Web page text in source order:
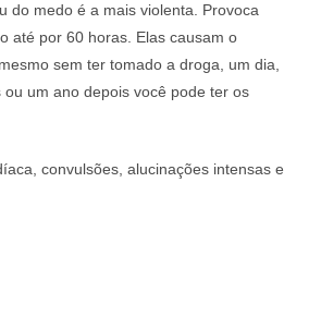
do medo é a mais violenta. Provoca
até por 60 horas. Elas causam o
sem ter tomado a droga, um dia,
um ano depois você pode ter os
convulsões, alucinações intensas e